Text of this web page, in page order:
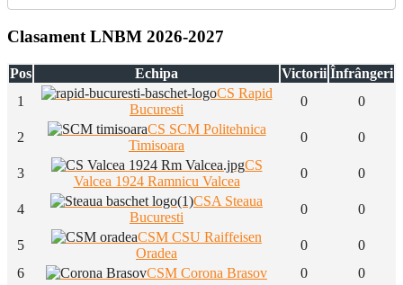
Clasament LNBM 2026-2027
Pos Echipa Victorii Înfrângeri
1
CS Rapid
Bucuresti
0 0
2
CS SCM Politehnica
Timisoara
0 0
3
CS
Valcea 1924 Ramnicu Valcea
0 0
4
CSA Steaua
Bucuresti
0 0
5
CSM CSU Raiffeisen
Oradea
0
0
6
CSM Corona Brasov 0
0